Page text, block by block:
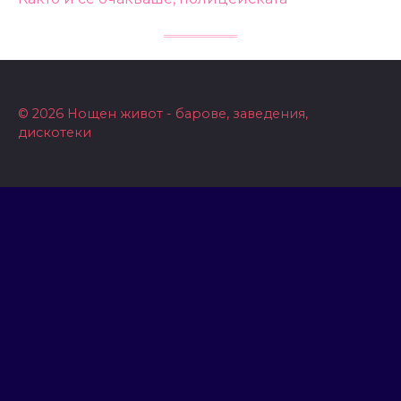
© 2026 Нощен живот - барове, заведения,
дискотеки